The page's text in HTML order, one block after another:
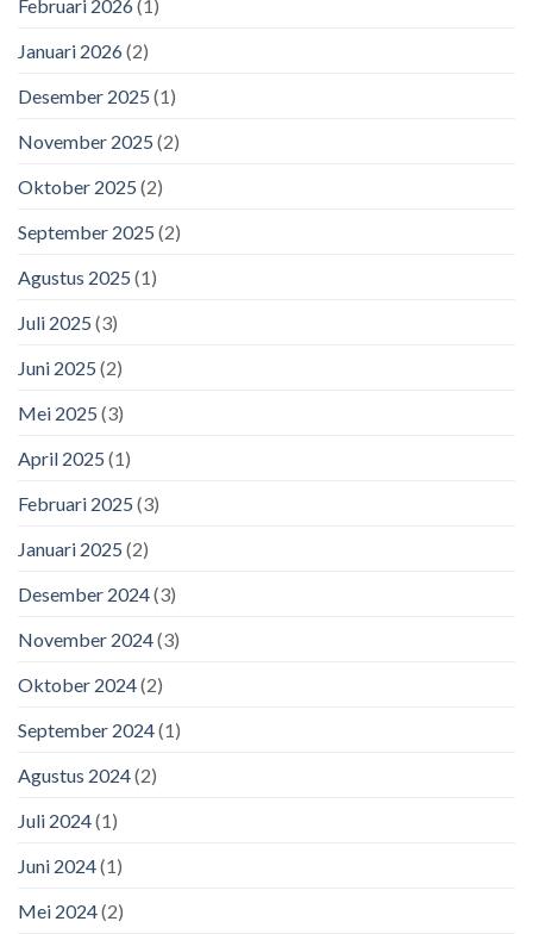
Februari 2026(1)
Januari 2026(2)
Desember 2025 (1)
November 2025 (2)
Oktober 2025 (2)
September 2025 (2)
Agustus 2025 (1)
Juli 2025 (3)
Juni 2025 (2)
Mei 2025 (3)
April 2025 (1)
Februari 2025 (3)
Januari 2025 (2)
Desember 2024(3)
November 2024(3)
Oktober 2024(2)
September 2024(1)
Agustus 2024(2)
Juli 2024(1)
Juni 2024(1)
Mei 2024(2)